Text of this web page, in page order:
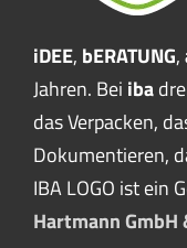
iDEE, bERATUNG,
Jahren. Bei iba
das Verpacken,
Dokumentieren,
IBA LOGO ist ein
Hartmann GmbH